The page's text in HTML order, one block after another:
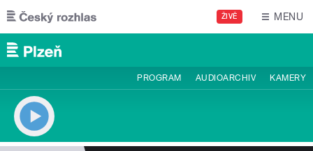
Přejít k hlavnímu obsahu
ŽIVĚ MENU
PROGRAM AUDIOARCHIV KAMERY